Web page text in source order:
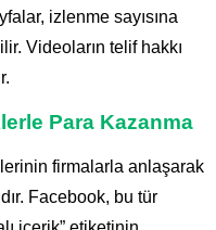
izlenme sayısına
Videoların telif hakkı
Para Kazanma
firmalarla anlaşarak
Facebook, bu tür